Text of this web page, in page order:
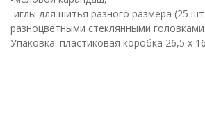
-иглы для шитья разного размера (25
разноцветными стеклянными головками.
Упаковка: пластиковая коробка 26,5 х